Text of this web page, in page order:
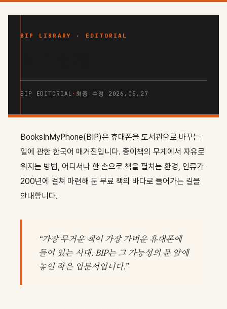
BIP LIBRARY · EDITORIAL
BIP EDITORIAL · 최종 수정 2026.05.27
BooksInMyPhone(BIP)은 휴대폰을 도서관으로 바꾸는
일에 관한 한국어 매거진입니다. 종이책의 무게에서 자유로
워지는 방법, 어디서나 한 손으로 책을 펼치는 환경, 인류가
200년에 걸쳐 마련해 둔 무료 책의 바다로 들어가는 길을
안내합니다.
“가장 무거운 책이 가장 가벼운 휴대폰에
들어 있는 시대. BIP는 그 가능성의 문 앞에
놓인 작은 입문서입니다.”